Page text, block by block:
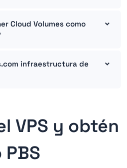
Cloud Volumes como
infraestructura de
VPS y obtén